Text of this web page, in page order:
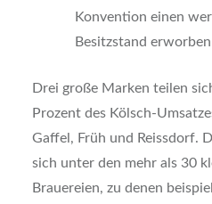
Konvention einen
Besitzstand
Drei große Marken teilen
Prozent des Kölsch-
Gaffel, Früh und Reissdorf.
sich unter den mehr als 30
Brauereien, zu denen